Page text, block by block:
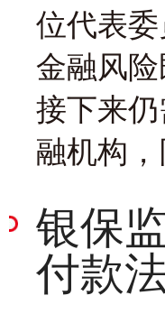
位代表
金融风
接下来
融机构
银保
付款